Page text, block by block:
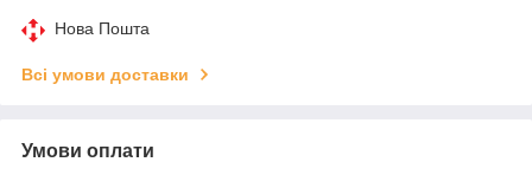
Нова Пошта
Всі умови доставки
Умови оплати